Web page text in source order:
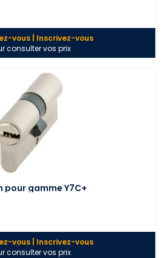
vous | Inscrivez-vous
consulter vos prix
pour gamme Y7C+
vous | Inscrivez-vous
consulter vos prix